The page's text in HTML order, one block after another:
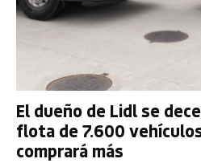
El dueño de Lidl se
flota de 7.600
comprará más